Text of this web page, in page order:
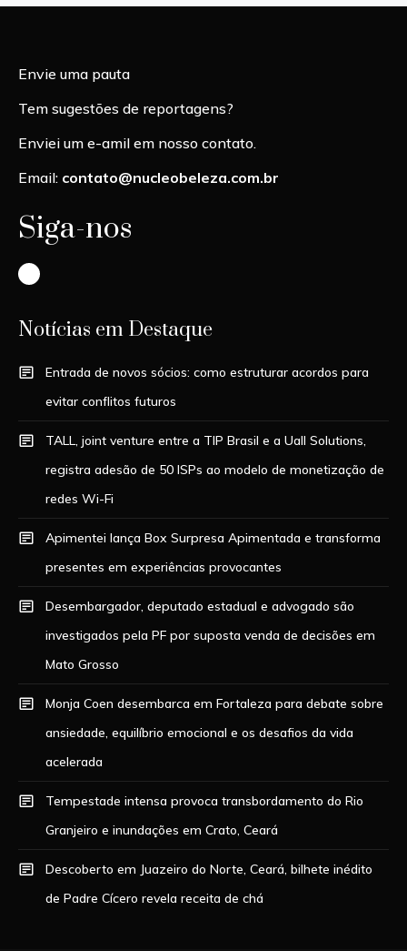
Envie uma pauta
Tem sugestões de reportagens?
Enviei um e-amil em nosso contato.
Email: contato@nucleobeleza.com.br
Siga-nos
Instagram
Notícias em Destaque
Entrada de novos sócios: como estruturar acordos para
evitar conflitos futuros
TALL, joint venture entre a TIP Brasil e a Uall Solutions,
registra adesão de 50 ISPs ao modelo de monetização de
redes Wi-Fi
Apimentei lança Box Surpresa Apimentada e transforma
presentes em experiências provocantes
Desembargador, deputado estadual e advogado são
investigados pela PF por suposta venda de decisões em
Mato Grosso
Monja Coen desembarca em Fortaleza para debate sobre
ansiedade, equilíbrio emocional e os desafios da vida
acelerada
Tempestade intensa provoca transbordamento do Rio
Granjeiro e inundações em Crato, Ceará
Descoberto em Juazeiro do Norte, Ceará, bilhete inédito
de Padre Cícero revela receita de chá